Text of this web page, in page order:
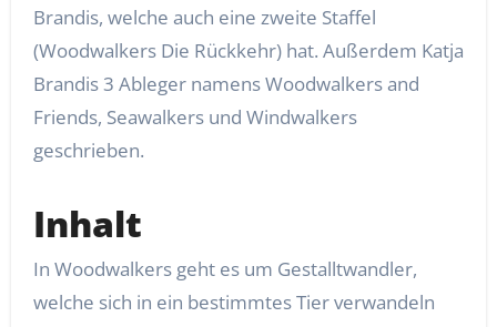
Brandis, welche auch eine zweite Staffel
(Woodwalkers Die Rückkehr) hat. Außerdem Katja
Brandis 3 Ableger namens Woodwalkers and
Friends, Seawalkers und Windwalkers
geschrieben.
Inhalt
In Woodwalkers geht es um Gestalltwandler,
welche sich in ein bestimmtes Tier verwandeln